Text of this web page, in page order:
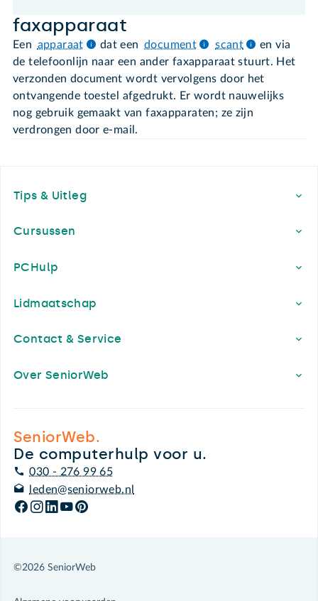
faxapparaat
Een apparaat dat een document scant
en via
de telefoonlijn naar een ander faxapparaat stuurt. Het
verzonden document wordt vervolgens door het
ontvangende toestel afgedrukt. Er wordt nauwelijks
nog gebruik gemaakt van faxapparaten; ze zijn
verdrongen door e-mail.
Tips & Uitleg
Cursussen
PCHulp
Lidmaatschap
Contact & Service
Over SeniorWeb
SeniorWeb.
De computerhulp voor u.
030 - 276 99 65
leden@seniorweb.nl
©2026 SeniorWeb